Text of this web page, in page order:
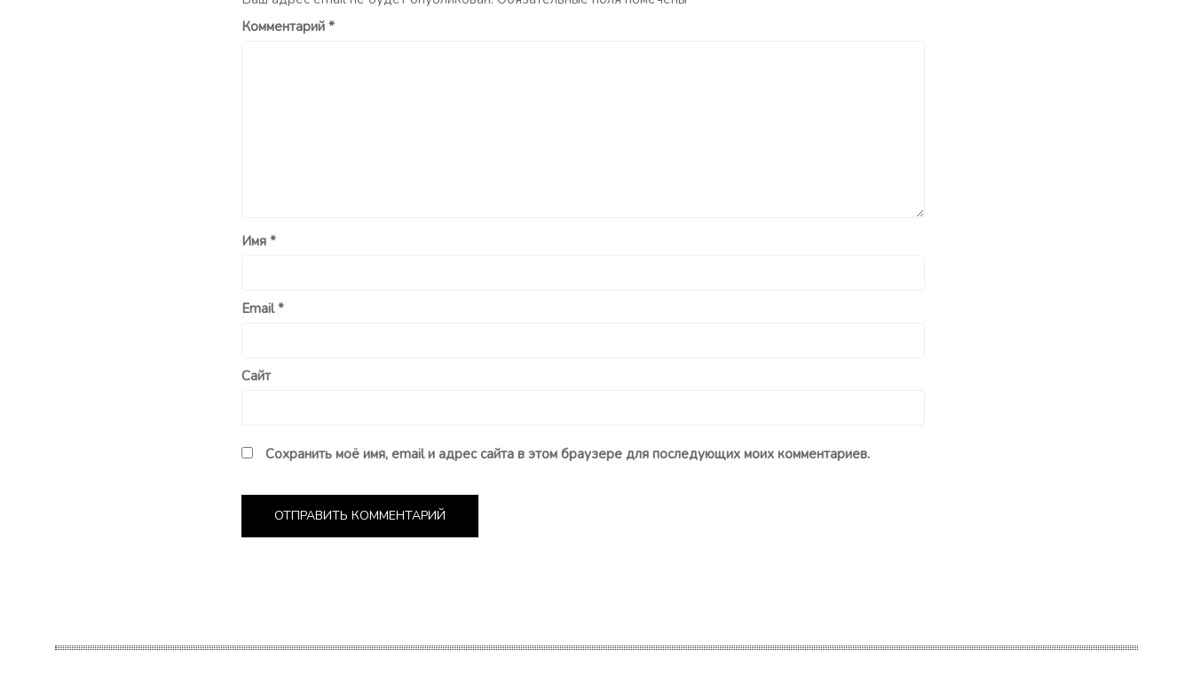
Комментарий *
Имя *
Email*
Сайт
Сохранить моё имя, email и адрес сайта в этом браузере для последующих моих комментариев.